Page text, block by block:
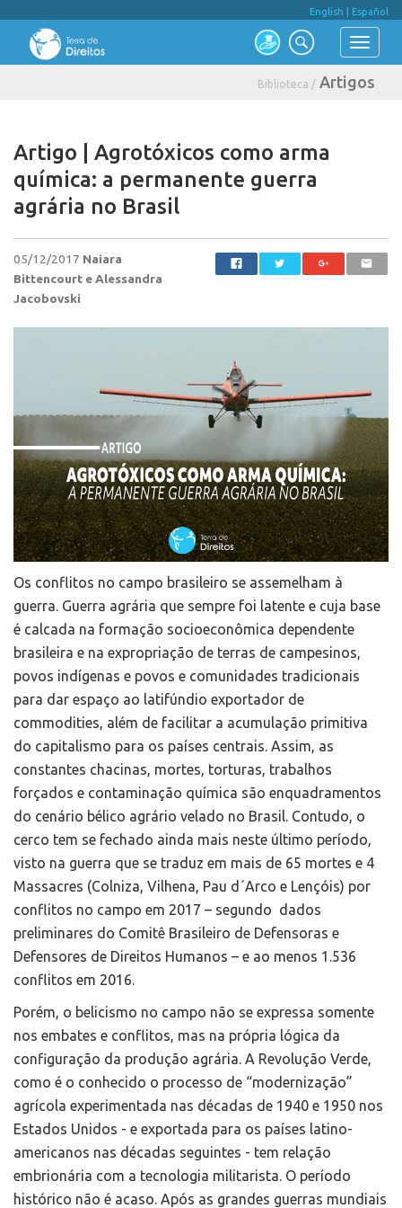
English Español
Biblioteca / Artigos
Artigo | Agrotóxicos como arma
química: a permanente guerra
agrária no Brasil
05/12/2017 Naiara
Bittencourt e Alessandra
Jacobovski
Os conflitos no campo brasileiro se assemelham à
guerra. Guerra agrária que sempre foi latente e cuja base
é calcada na formação socioeconômica dependente
brasileira e na expropriação de terras de campesinos,
povos indígenas e povos e comunidades tradicionais
para dar espaço ao latifúndio exportador de
commodities, além de facilitar a acumulação primitiva
do capitalismo para os países centrais. Assim, as
constantes chacinas, mortes, torturas, trabalhos
forçados e contaminação química são enquadramentos
do cenário bélico agrário velado no Brasil. Contudo, o
cerco tem se fechado ainda mais neste último período,
visto na guerra que se traduz em mais de 65 mortes e 4
Massacres (Colniza, Vilhena, Pau d´Arco e Lençóis) por
conflitos no campo em 2017 – segundo dados
preliminares do Comitê Brasileiro de Defensoras e
Defensores de Direitos Humanos – e ao menos 1.536
conflitos em 2016.
Porém, o belicismo no campo não se expressa somente
nos embates e conflitos, mas na própria lógica da
configuração da produção agrária. A Revolução Verde,
como é o conhecido o processo de “modernização”
agrícola experimentada nas décadas de 1940 e 1950 nos
Estados Unidos - e exportada para os países latino-
americanos nas décadas seguintes - tem relação
embrionária com a tecnologia militarista. O período
histórico não é acaso. Após as grandes guerras mundiais